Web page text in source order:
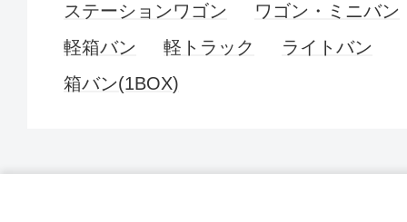
ステーションワゴン
ワゴン・ミニバン
軽箱バン
軽トラック
ライトバン
箱バン(1BOX)